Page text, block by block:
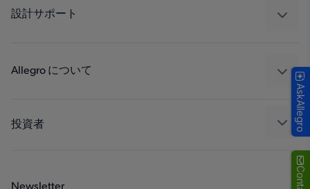
工業
設計サポート
パッケージング
Allegro について
キャリア
投資者 AskAllegro